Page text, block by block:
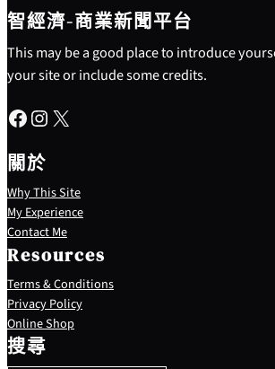
智經濟-商業新聞平台
This may be a good place to introduce
your site or include some credits.
Facebook Instagram X
關於
Why This Site
My Experience
Contact Me
Resources
Terms & Conditions
Privacy Policy
Online Shop
搜尋
S
e
a